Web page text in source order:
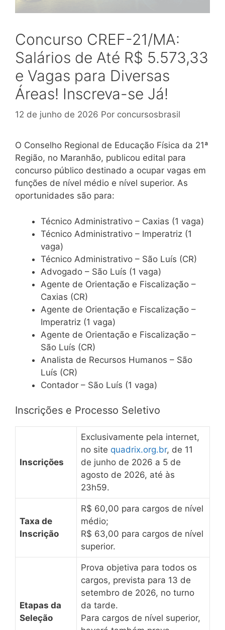
Concurso CREF-21/MA:
Salários de Até R$ 5.573,33
e Vagas para Diversas
Áreas! Inscreva-se Já!
12 de junho de 2026 Por concursosbrasil
O Conselho Regional de Educação Física da 21ª
Região, no Maranhão, publicou edital para
concurso público destinado a ocupar vagas em
funções de nível médio e nível superior. As
oportunidades são para:
Técnico Administrativo – Caxias (1 vaga)
Técnico Administrativo – Imperatriz (1
vaga)
Técnico Administrativo – São Luís (CR)
Advogado – São Luís (1 vaga)
Agente de Orientação e Fiscalização –
Caxias (CR)
Agente de Orientação e Fiscalização –
Imperatriz (1 vaga)
Agente de Orientação e Fiscalização –
São Luís (CR)
Analista de Recursos Humanos – São
Luís (CR)
Contador – São Luís (1 vaga)
Inscrições e Processo Seletivo
Inscrições
Exclusivamente pela internet,
no site quadrix.org.br, de 11
de junho de 2026 a 5 de
agosto de 2026, até às
23h59.
Taxa de
Inscrição
R$ 60,00 para cargos de nível
médio;
R$ 63,00 para cargos de nível
superior.
Etapas da
Seleção
Prova objetiva para todos os
cargos, prevista para 13 de
setembro de 2026, no turno
da tarde.
Para cargos de nível superior,